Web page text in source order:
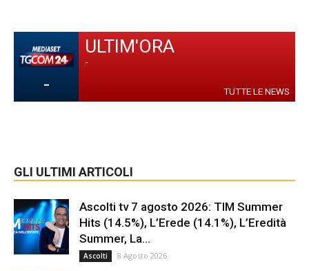
-
ULTIM'ORA
-
TUTTE LE NEWS
GLI ULTIMI ARTICOLI
Ascolti tv 7 agosto 2026: TIM Summer
Hits (14.5%), L’Erede (14.1%), L’Eredità
Summer, La...
Ascolti 8 Agosto 2026